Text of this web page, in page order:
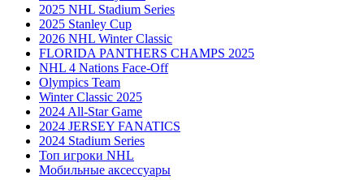
2025 NHL Stadium Series
2025 Stanley Cup
2026 NHL Winter Classic
FLORIDA PANTHERS CHAMPS 2025
NHL 4 Nations Face-Off
Olympics Team
Winter Classic 2025
2024 All-Star Game
2024 JERSEY FANATICS
2024 Stadium Series
Топ игроки NHL
Мобильные аксессуары